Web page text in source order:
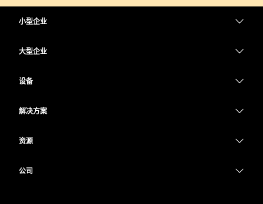
小型企业
大型企业
设备
解决方案
资源
公司